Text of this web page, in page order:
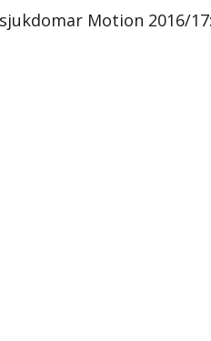
Motion 2016/